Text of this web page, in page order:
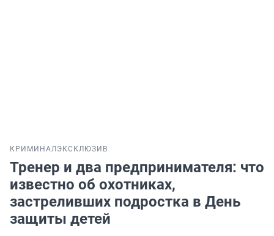
КРИМИНАЛ ЭКСКЛЮЗИВ
Тренер и два предпринимателя: что
известно об охотниках,
застреливших подростка в День
защиты детей